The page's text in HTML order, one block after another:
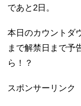
であと2日。
本日のカウントダ
まで解禁日まで予
ら！？
スポンサーリンク